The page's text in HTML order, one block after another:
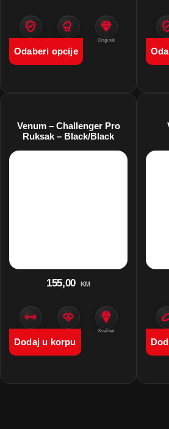
Zaštita Namjena Original
Odaberi opcije
Venum – Challenger Pro
Ruksak – Black/Black
155,00 KM
Zaštita Venum Kvalitet
Dodaj u korpu